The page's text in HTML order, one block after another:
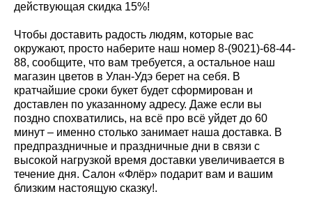
действующая скидка 15%!
Чтобы доставить радость людям, которые вас
окружают, просто наберите наш номер 8-(9021)-68-44-
88, сообщите, что вам требуется, а остальное наш
магазин цветов в Улан-Удэ берет на себя. В
кратчайшие сроки букет будет сформирован и
доставлен по указанному адресу. Даже если вы
поздно спохватились, на всё про всё уйдет до 60
минут – именно столько занимает наша доставка. В
предпраздничные и праздничные дни в связи с
высокой нагрузкой время доставки увеличивается в
течение дня. Салон «Флёр» подарит вам и вашим
близким настоящую сказку!.